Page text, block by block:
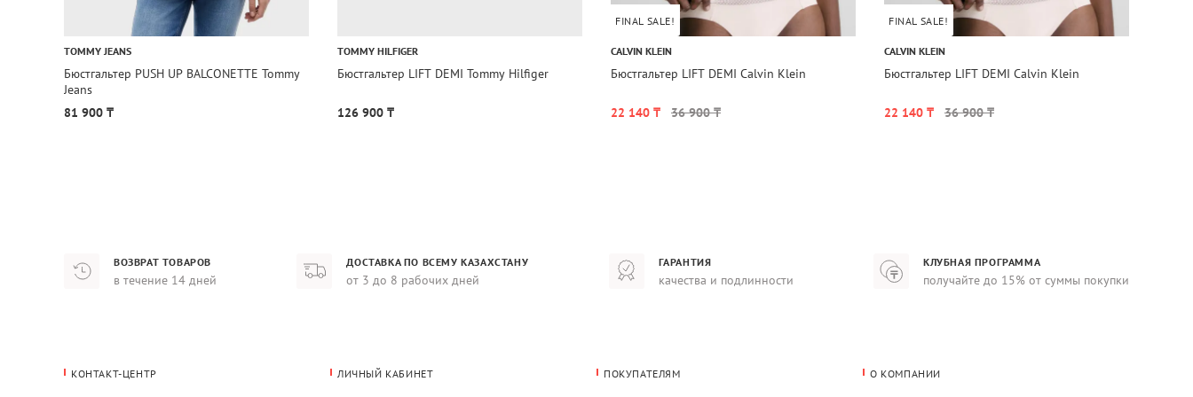
TOMMY JEANS
Бюстгальтер PUSH UP BALCONETTE Tommy
Jeans
81 900 ₸
TOMMY HILFIGER
Бюстгальтер LIFT DEMI Tommy Hilfiger
126 900 ₸
FINAL SALE!
CALVIN KLEIN
Бюстгальтер LIFT DEMI Calvin Klein
22 140 ₸ 36 900 ₸
FINAL SALE!
CALVIN KLEIN
Бюстгальтер LIFT DEMI Calvin Klein
22 140 ₸ 36 900 ₸
ВОЗВРАТ ТОВАРОВ
в течение 14 дней
ДОСТАВКА ПО ВСЕМУ КАЗАХСТАНУ
от 3 до 8 рабочих дней
ГАРАНТИЯ
качества и подлинности
КЛУБНАЯ ПРОГРАММА
получайте до 15% от суммы покупки
КОНТАКТ-ЦЕНТР ЛИЧНЫЙ КАБИНЕТ ПОКУПАТЕЛЯМ О КОМПАНИИ